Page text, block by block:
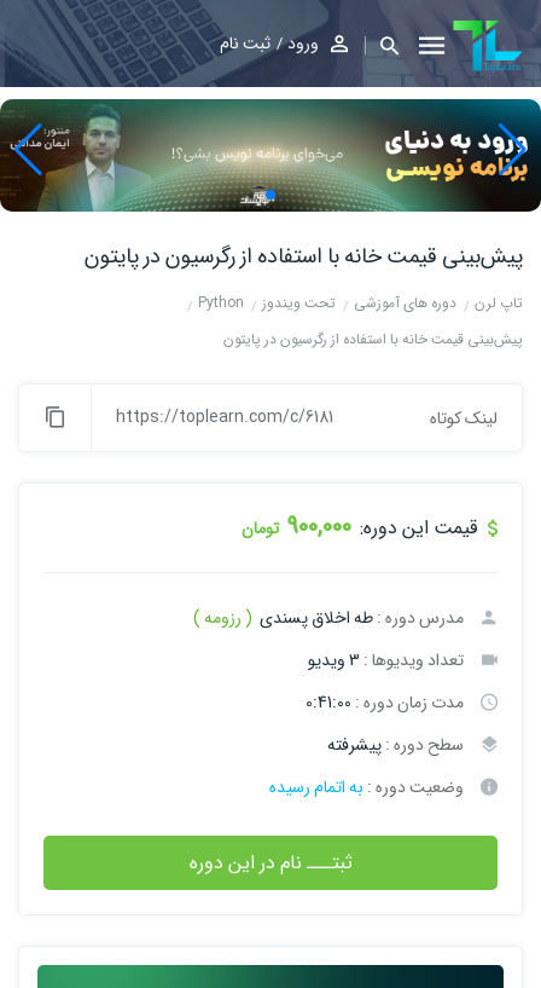
ورود ثبت نام
پیش‌بینی قیمت خانه با استفاده از رگرسیون در پایتون
تاپ لرن دوره های آموزشی تحت ویندوز
Python
پیش‌بینی قیمت خانه با استفاده از رگرسیون در پایتون
لینک کوتاه https://toplearn.com/c/6181
قیمت این دوره: 900,000 تومان
مدرس دوره :طه اخلاق پسندی ( رزومه )
تعداد ویدیوها : 3 ویدیو
مدت زمان دوره : 0:41:00
سطح دوره :پیشرفته
وضعیت دوره : به اتمام رسیده
ثبتـــ نام در این دوره